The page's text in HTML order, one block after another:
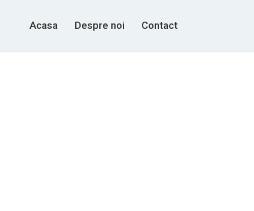
Acasa Despre noi Contact